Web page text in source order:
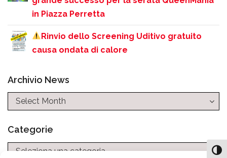
in Piazza Perretta
Rinvio dello Screening Uditivo gratuito
causa ondata di calore
Archivio News
Categorie
Categorie